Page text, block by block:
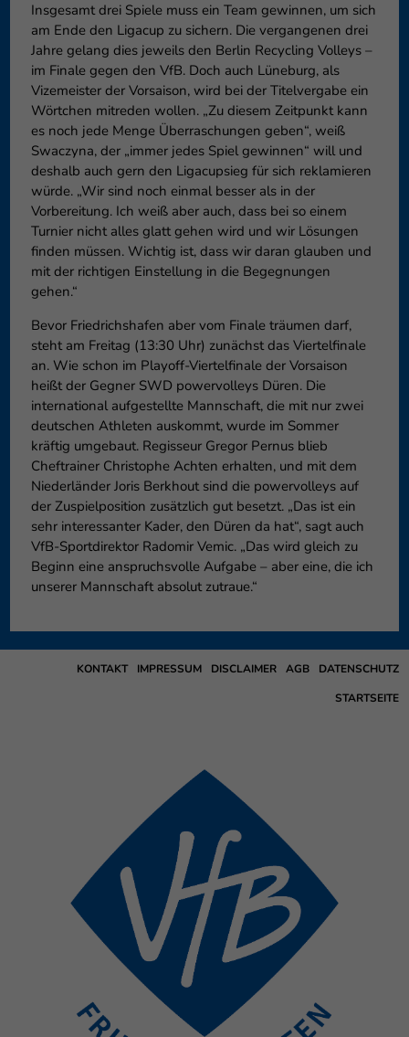
Insgesamt drei Spiele muss ein Team gewinnen, um sich
am Ende den Ligacup zu sichern. Die vergangenen drei
Jahre gelang dies jeweils den Berlin Recycling Volleys –
im Finale gegen den VfB. Doch auch Lüneburg, als
Vizemeister der Vorsaison, wird bei der Titelvergabe ein
Wörtchen mitreden wollen. „Zu diesem Zeitpunkt kann
es noch jede Menge Überraschungen geben“, weiß
Swaczyna, der „immer jedes Spiel gewinnen“ will und
deshalb auch gern den Ligacupsieg für sich reklamieren
würde. „Wir sind noch einmal besser als in der
Vorbereitung. Ich weiß aber auch, dass bei so einem
Turnier nicht alles glatt gehen wird und wir Lösungen
finden müssen. Wichtig ist, dass wir daran glauben und
mit der richtigen Einstellung in die Begegnungen
gehen.“
Bevor Friedrichshafen aber vom Finale träumen darf,
steht am Freitag (13:30 Uhr) zunächst das Viertelfinale
an. Wie schon im Playoff-Viertelfinale der Vorsaison
heißt der Gegner SWD powervolleys Düren. Die
international aufgestellte Mannschaft, die mit nur zwei
deutschen Athleten auskommt, wurde im Sommer
kräftig umgebaut. Regisseur Gregor Pernus blieb
Cheftrainer Christophe Achten erhalten, und mit dem
Niederländer Joris Berkhout sind die powervolleys auf
der Zuspielposition zusätzlich gut besetzt. „Das ist ein
sehr interessanter Kader, den Düren da hat“, sagt auch
VfB-Sportdirektor Radomir Vemic. „Das wird gleich zu
Beginn eine anspruchsvolle Aufgabe – aber eine, die ich
unserer Mannschaft absolut zutraue.“
DATENSCHUTZ
AGB
DISCLAIMER
IMPRESSUM
KONTAKT
STARTSEITE